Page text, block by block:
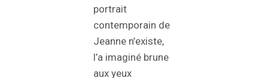
portrait
contemporain de
Jeanne n’existe,
l’a imaginé brune
aux yeux